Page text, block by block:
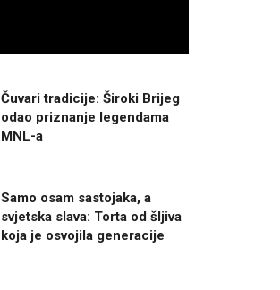
Čuvari tradicije: Široki Brijeg
odao priznanje legendama
MNL-a
Samo osam sastojaka, a
svjetska slava: Torta od šljiva
koja je osvojila generacije